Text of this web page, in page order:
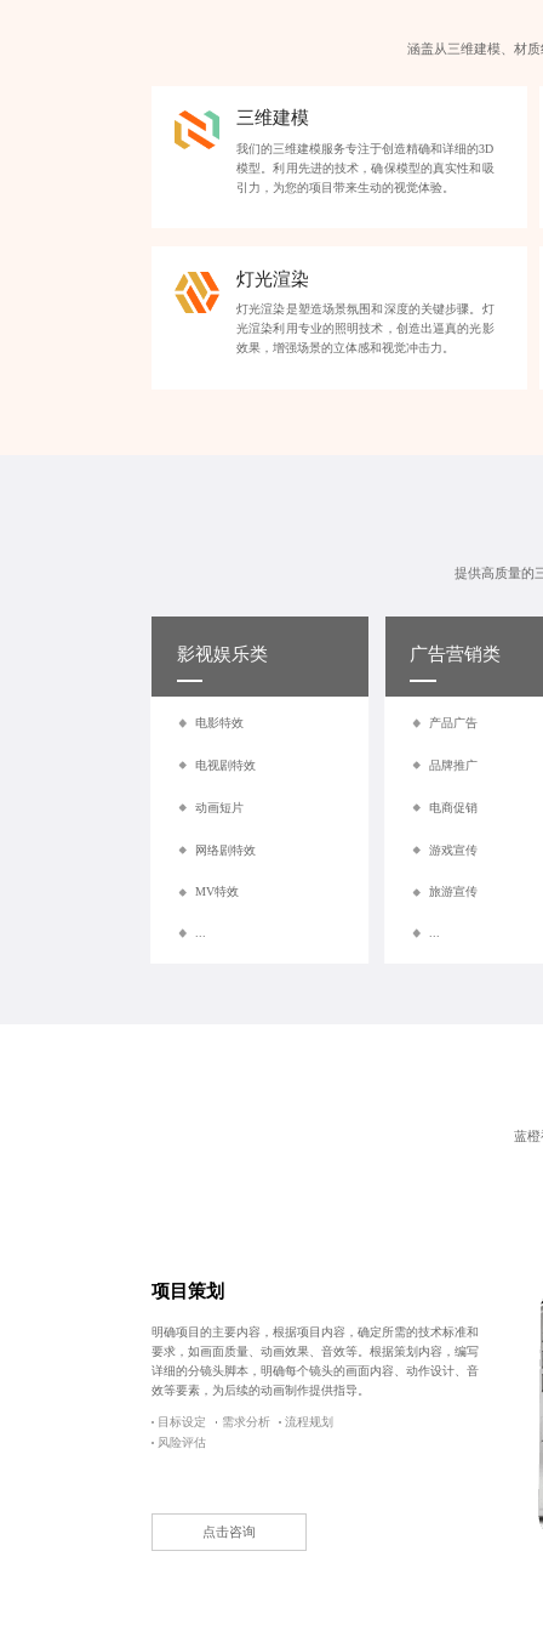
涵盖从三维建模、材
三维建模
我们的三维建模服务专注于创造精确和详细的3D
模型。利用先进的技术，确保模型的真实性和吸
引力，为您的项目带来生动的视觉体验。
灯光渲染
灯光渲染是塑造场景氛围和深度的关键步骤。灯
光渲染利用专业的照明技术，创造出逼真的光影
效果，增强场景的立体感和视觉冲击力。
提供高质量的
影视娱乐类
电影特效
电视剧特效
动画短片
网络剧特效
MV特效
...
广告营销类
产品广告
品牌推广
电商促销
游戏宣传
旅游宣传
...
蓝橙
项目策划
明确项目的主要内容，根据项目内容，确定所需的技术标准和
要求，如画面质量、动画效果、音效等。根据策划内容，编写
详细的分镜头脚本，明确每个镜头的画面内容、动作设计、音
效等要素，为后续的动画制作提供指导。
目标设定 需求分析
流程规划
风险评估
点击咨询